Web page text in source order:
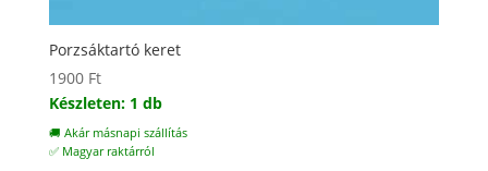
Porzsáktartó keret
1900 Ft
Készleten: 1 db
🚚 Akár másnapi szállítás
✅ Magyar raktárról